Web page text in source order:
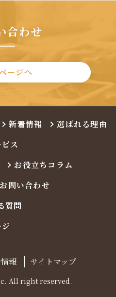
合わせ
ージへ
新着情報
選ばれる理由
ス
お役立ちコラム
お問い合わせ
質問
報 サイトマップ
All right reserved.